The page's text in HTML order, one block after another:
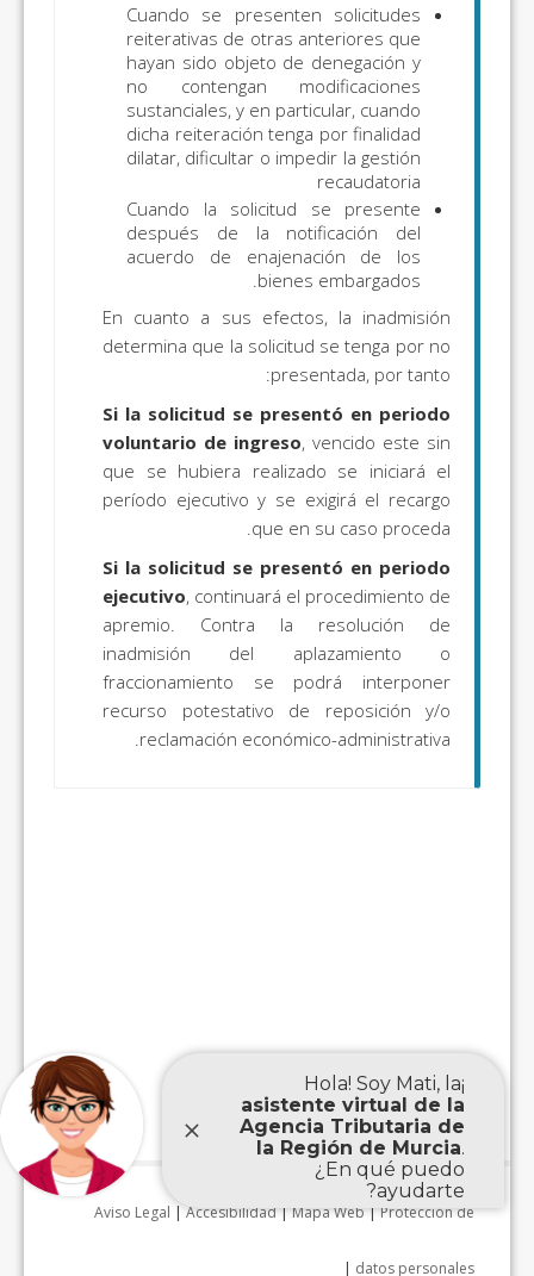
Cuando se presenten solicitudes
reiterativas de otras anteriores que
hayan sido objeto de denegación y
no contengan modificaciones
sustanciales, y en particular, cuando
dicha reiteración tenga por finalidad
dilatar, dificultar o impedir la gestión
recaudatoria
Cuando la solicitud se presente
después de la notificación del
acuerdo de enajenación de los
bienes embargados.
En cuanto a sus efectos, la inadmisión
determina que la solicitud se tenga por no
presentada, por tanto:
Si la solicitud se presentó en periodo
voluntario de ingreso, vencido este sin
que se hubiera realizado se iniciará el
período ejecutivo y se exigirá el recargo
que en su caso proceda.
Si la solicitud se presentó en periodo
ejecutivo, continuará el procedimiento de
apremio. Contra la resolución de
inadmisión del aplazamiento o
fraccionamiento se podrá interponer
recurso potestativo de reposición y/o
reclamación económico-administrativa.
Aviso Legal |Accesibilidad|Mapa Web|Protección de
datos personales
|